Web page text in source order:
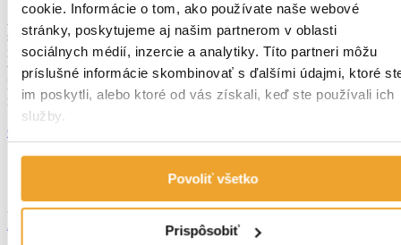
cookie. Informácie o tom, ako používate naše webové
stránky, poskytujeme aj našim partnerom v oblasti
sociálnych médií, inzercie a analytiky. Títo partneri môžu
príslušné informácie skombinovať s ďalšími údajmi, ktoré
im poskytli, alebo ktoré od vás získali, keď ste používali ich
služby.
Povoliť všetko
Prispôsobiť
Ak hľadáte kvalitné a dlhodobo udržateľné riešenie pre vašu
strechu, falcovaný plech je jedným z najlepších materiálov, ktorý si
môžete vybrať. Vďaka svojej odolnosti, elegantnému vzhľadu a
všestrannosti sa teší dlhodobou popularitu v oblasti strešných
krytín. V tomto článku sa bližšie pozrieme na jeho výhody, rôzne
možnosti využitia a tiež na to, čo je dôležité pri […]
Čitať viac
23. jan 2023
Ako nájsť defekt na plochej streche